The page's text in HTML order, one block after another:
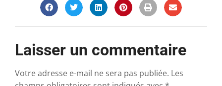
Laisser un commentaire
Votre adresse e-mail ne sera pas publiée. Les